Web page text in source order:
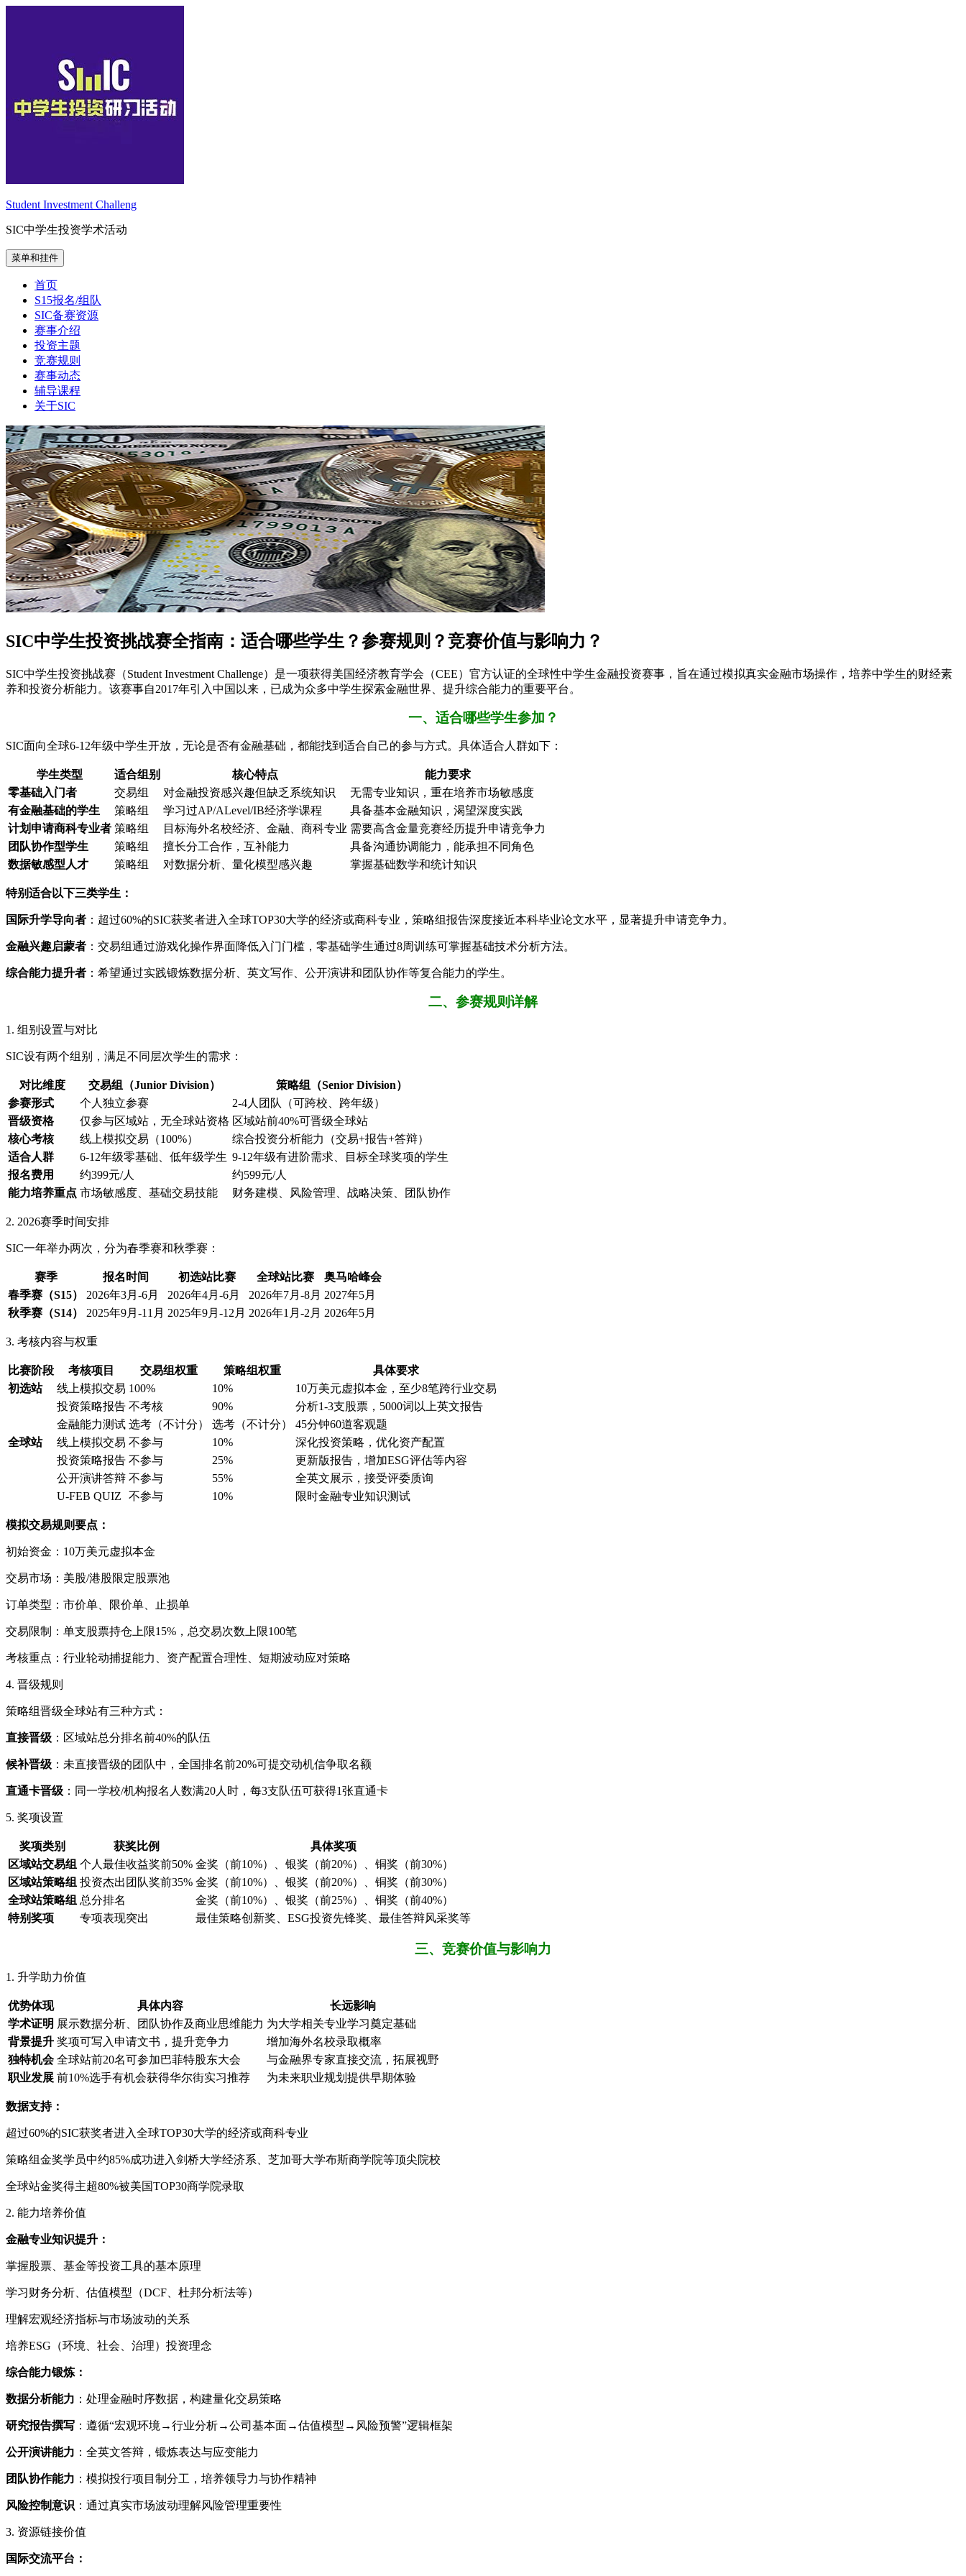
Student Investment Challeng
SIC中学生投资学术活动
菜单和挂件
首页
S15报名/组队
SIC备赛资源
赛事介绍
投资主题
竞赛规则
赛事动态
辅导课程
关于SIC
SIC中学生投资挑战赛全指南：适合哪些学生？参赛规则？竞赛价值与影响力？
SIC中学生投资挑战赛（Student Investment Challenge）是一项获得美国经济教育学会（CEE）官方认证的全球性中学生金融投资赛事，旨在通过模拟真实金融市场操作，培养中学生的财经素
养和投资分析能力。该赛事自2017年引入中国以来，已成为众多中学生探索金融世界、提升综合能力的重要平台。
一、适合哪些学生参加？
SIC面向全球6-12年级中学生开放，无论是否有金融基础，都能找到适合自己的参与方式。具体适合人群如下：
学生类型 适合组别 核心特点
能力要求
零基础入门者
交易组 对金融投资感兴趣但缺乏系统知识
无需专业知识，重在培养市场敏感度
有金融基础的学生
策略组 学习过AP/ALevel/IB经济学课程
具备基本金融知识，渴望深度实践
计划申请商科专业者 策略组 目标海外名校经济、金融、商科专业 需要高含金量竞赛经历提升申请竞争力
团队协作型学生
策略组 擅长分工合作，互补能力
具备沟通协调能力，能承担不同角色
数据敏感型人才
策略组 对数据分析、量化模型感兴趣 掌握基础数学和统计知识
特别适合以下三类学生：
国际升学导向者 ：超过60%的SIC获奖者进入全球TOP30大学的经济或商科专业，策略组报告深度接近本科毕业论文水平，显著提升申请竞争力。
金融兴趣启蒙者 ：交易组通过游戏化操作界面降低入门门槛，零基础学生通过8周训练可掌握基础技术分析方法。
综合能力提升者 ：希望通过实践锻炼数据分析、英文写作、公开演讲和团队协作等复合能力的学生。
二、参赛规则详解
1. 组别设置与对比
SIC设有两个组别，满足不同层次学生的需求：
对比维度 交易组（Junior Division）
策略组（Senior Division）
参赛形式
个人独立参赛
2-4人团队（可跨校、跨年级）
晋级资格
仅参与区域站，无全球站资格 区域站前40%可晋级全球站
核心考核
线上模拟交易（100%）
综合投资分析能力（交易+报告+答辩）
适合人群
6-12年级零基础、低年级学生 9-12年级有进阶需求、目标全球奖项的学生
报名费用
约399元/人
约599元/人
能力培养重点 市场敏感度、基础交易技能 财务建模、风险管理、战略决策、团队协作
2. 2026赛季时间安排
SIC一年举办两次，分为春季赛和秋季赛：
赛季 报名时间 初选站比赛 全球站比赛
奥马哈峰会
春季赛（S15）
2026年3月-6月 2026年4月-6月 2026年7月-8月 2027年5月
秋季赛（S14）
2025年9月-11月 2025年9月-12月 2026年1月-2月 2026年5月
3. 考核内容与权重
比赛阶段 考核项目 交易组权重 策略组权重
具体要求
初选站
线上模拟交易 100% 10%
10万美元虚拟本金，至少8笔跨行业交易
投资策略报告 不考核 90%
分析1-3支股票，5000词以上英文报告
金融能力测试 选考（不计分） 选考（不计分）
45分钟60道客观题
全球站
线上模拟交易 不参与 10%
深化投资策略，优化资产配置
投资策略报告 不参与 25%
更新版报告，增加ESG评估等内容
公开演讲答辩 不参与 55%
全英文展示，接受评委质询
U-FEB QUIZ
不参与 10% 限时金融专业知识测试
模拟交易规则要点：
初始资金：10万美元虚拟本金
交易市场：美股/港股限定股票池
订单类型：市价单、限价单、止损单
交易限制：单支股票持仓上限15%，总交易次数上限100笔
考核重点：行业轮动捕捉能力、资产配置合理性、短期波动应对策略
4. 晋级规则
策略组晋级全球站有三种方式：
直接晋级 ：区域站总分排名前40%的队伍
候补晋级 ：未直接晋级的团队中，全国排名前20%可提交动机信争取名额
直通卡晋级 ：同一学校/机构报名人数满20人时，每3支队伍可获得1张直通卡
5. 奖项设置
奖项类别 获奖比例
具体奖项
区域站交易组 个人最佳收益奖前50% 金奖（前10%）、银奖（前20%）、铜奖（前30%）
区域站策略组 投资杰出团队奖前35% 金奖（前10%）、银奖（前20%）、铜奖（前30%）
全球站策略组 总分排名
金奖（前10%）、银奖（前25%）、铜奖（前40%）
特别奖项
专项表现突出 最佳策略创新奖、ESG投资先锋奖、最佳答辩风采奖等
三、竞赛价值与影响力
1. 升学助力价值
优势体现 具体内容
长远影响
学术证明 展示数据分析、团队协作及商业思维能力 为大学相关专业学习奠定基础
背景提升 奖项可写入申请文书，提升竞争力
增加海外名校录取概率
独特机会 全球站前20名可参加巴菲特股东大会
与金融界专家直接交流，拓展视野
职业发展 前10%选手有机会获得华尔街实习推荐 为未来职业规划提供早期体验
数据支持：
超过60%的SIC获奖者进入全球TOP30大学的经济或商科专业
策略组金奖学员中约85%成功进入剑桥大学经济系、芝加哥大学布斯商学院等顶尖院校
全球站金奖得主超80%被美国TOP30商学院录取
2. 能力培养价值
金融专业知识提升：
掌握股票、基金等投资工具的基本原理
学习财务分析、估值模型（DCF、杜邦分析法等）
理解宏观经济指标与市场波动的关系
培养ESG（环境、社会、治理）投资理念
综合能力锻炼：
数据分析能力 ：处理金融时序数据，构建量化交易策略
研究报告撰写 ：遵循“宏观环境→行业分析→公司基本面→估值模型→风险预警”逻辑框架
公开演讲能力 ：全英文答辩，锻炼表达与应变能力
团队协作能力 ：模拟投行项目制分工，培养领导力与协作精神
风险控制意识 ：通过真实市场波动理解风险管理重要性
3. 资源链接价值
国际交流平台：